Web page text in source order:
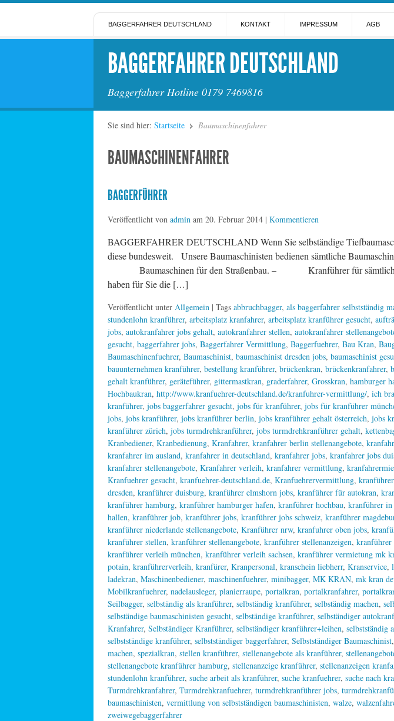
BAGGERFAHRER DEUTSCHLAND KONTAKT IMPRESSUM AGB
BAGGERFAHRER DEUTSCHLAND
Baggerfahrer Hotline 0179 7469816
Sie sind hier: Startseite Baumaschinenfahrer
BAUMASCHINENFAHRER
BAGGERFÜHRER
Veröffentlicht von admin am 20. Februar 2014| Kommentieren
BAGGERFAHRER DEUTSCHLAND Wenn Sie selbständige
diese bundesweit. Unsere Baumaschinisten bedienen
Baumaschinen für den Straßenbau. – Kranführer für sämtliche
haben für Sie die […]
Veröffentlicht unter Allgemein | Tags abbruchbagger, als baggerfahrer selbstständig
stundenlohn kranführer, arbeitsplatz kranfahrer, arbeitsplatz kranführer gesucht,
jobs, autokranfahrer jobs gehalt, autokranfahrer stellen, autokranfahrer
gesucht, baggerfahrer jobs, Baggerfahrer Vermittlung, Baggerfuehrer, Bau Kran,
Baumaschinenfuehrer, Baumaschinist, baumaschinist dresden jobs, baumaschinist
bauunternehmen kranführer, bestellung kranführer, brückenkran, brückenkranfahrer,
gehalt kranführer, geräteführer, gittermastkran, graderfahrer, Grosskran, hamburger
Hochbaukran, http://www.kranfuehrer-deutschland.de/kranfuhrer-vermittlung/, ich
kranführer, jobs baggerfahrer gesucht, jobs für kranführer, jobs für kranführer
jobs, jobs kranführer, jobs kranführer berlin, jobs kranführer gehalt österreich, jobs
kranführer zürich, jobs turmdrehkranführer, jobs turmdrehkranführer gehalt,
Kranbediener, Kranbedienung, Kranfahrer, kranfahrer berlin stellenangebote,
kranfahrer im ausland, kranfahrer in deutschland, kranfahrer jobs, kranfahrer jobs
kranfahrer stellenangebote, Kranfahrer verleih, kranfahrer vermittlung,
Kranfuehrer gesucht, kranfuehrer-deutschland.de, Kranfuehrervermittlung,
dresden, kranführer duisburg, kranführer elmshorn jobs, kranführer für autokran,
kranführer hamburg, kranführer hamburger hafen, kranführer hochbau, kranführer in
hallen, kranführer job, kranführer jobs, kranführer jobs schweiz, kranführer
kranführer niederlande stellenangebote, Kranführer nrw, kranfuhrer oben jobs,
kranführer stellen, kranführer stellenangebote, kranführer stellenanzeigen, kranführer
kranführer verleih münchen, kranführer verleih sachsen, kranführer vermietung mk
potain, kranführerverleih, kranfürer, Kranpersonal, kranschein liebherr, Kranservice,
ladekran, Maschinenbediener, maschinenfuehrer, minibagger, MK KRAN, mk kran
Mobilkranfuehrer, nadelausleger, planierraupe, portalkran, portalkranfahrer,
Seilbagger, selbständig als kranführer, selbständig kranführer, selbständig machen,
selbständige baumaschinisten gesucht, selbständige kranführer, selbständiger
Kranfahrer, Selbständiger Kranführer, selbständiger kranführer+leihen, selbstständig
selbstständige kranführer, selbstständiger baggerfahrer, Selbstständiger Baumaschinist,
machen, spezialkran, stellen kranführer, stellenangebote als kranführer,
stellenangebote kranführer hamburg, stellenanzeige kranführer, stellenanzeigen
stundenlohn kranführer, suche arbeit als kranführer, suche kranfuehrer, suche nach
Turmdrehkranfahrer, Turmdrehkranfuehrer, turmdrehkranführer jobs,
baumaschinisten, vermittlung von selbstständigen baumaschinisten, walze,
zweiwegebaggerfahrer